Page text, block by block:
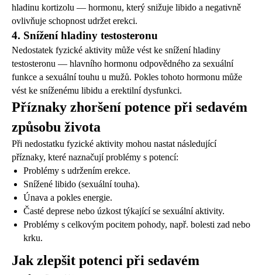
hladinu kortizolu — hormonu, který snižuje libido a negativně
ovlivňuje schopnost udržet erekci.
4. Snížení hladiny testosteronu
Nedostatek fyzické aktivity může vést ke snížení hladiny
testosteronu — hlavního hormonu odpovědného za sexuální
funkce a sexuální touhu u mužů. Pokles tohoto hormonu může
vést ke sníženému libidu a erektilní dysfunkci.
Příznaky zhoršení potence při sedavém
způsobu života
Při nedostatku fyzické aktivity mohou nastat následující
příznaky, které naznačují problémy s potencí:
Problémy s udržením erekce.
Snížené libido (sexuální touha).
Únava a pokles energie.
Časté deprese nebo úzkost týkající se sexuální aktivity.
Problémy s celkovým pocitem pohody, např. bolesti zad nebo
krku.
Jak zlepšit potenci při sedavém